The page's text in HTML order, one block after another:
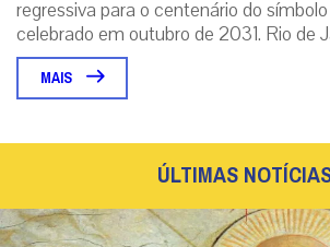
regressiva para o centenário do
celebrado em outubro de 2031. Rio de
MAIS
ÚLTIMAS